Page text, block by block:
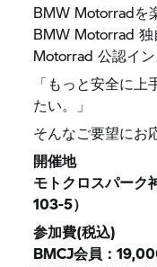
BMW Motorradを
BMW Motorrad
Motorrad 公認イン
「もっと安全に
たい。」
そんなご要望にお
開催地
モトクロスパーク
103-5）
参加費(税込)
BMCJ会員：